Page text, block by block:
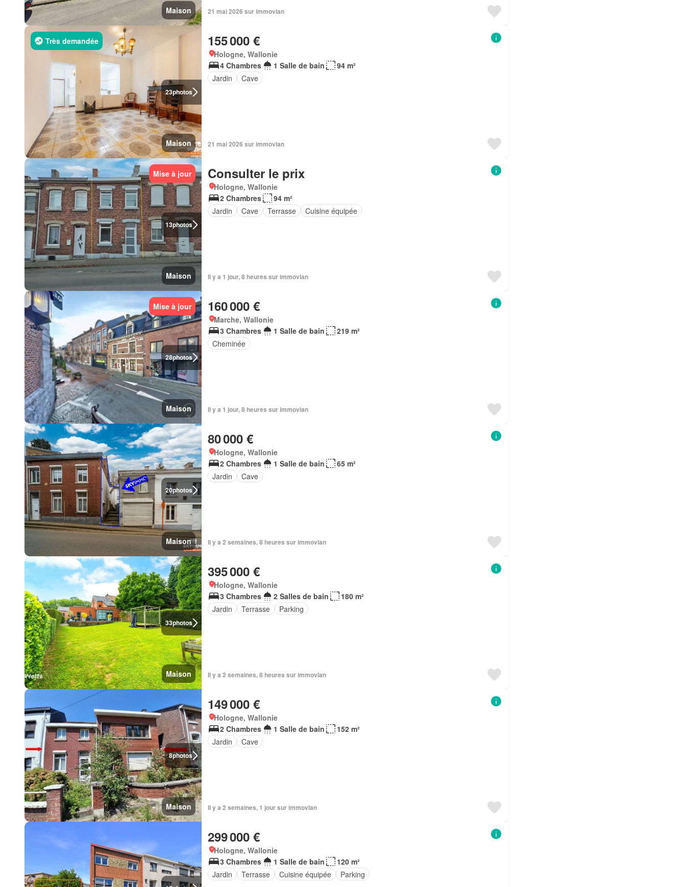
Maison 21 mai 2026 sur immovlan
23photos
Très demandée
Maison
155 000 €
Hologne, Wallonie
4 Chambres
1 Salle de bain
94 m²
Jardin
Cave
21 mai 2026 sur immovlan
13photos
Mise à jour
Maison
Consulter le prix
Hologne, Wallonie
2 Chambres
94 m²
Jardin
Cave Terrasse Cuisine équipée
Il y a 1 jour, 8 heures sur immovlan
28photos
Mise à jour
Maison
160 000 €
Marche, Wallonie
3 Chambres
1 Salle de bain
219 m²
Cheminée
Il y a 1 jour, 8 heures sur immovlan
20photos
Maison
80 000 €
Hologne, Wallonie
2 Chambres
1 Salle de bain
65 m²
Jardin
Cave
Il y a 2 semaines, 8 heures sur immovlan
33photos
Maison
395 000 €
Hologne, Wallonie
3 Chambres
2 Salles de bain
180 m²
Jardin
Terrasse Parking
Il y a 2 semaines, 8 heures sur immovlan
8photos
Maison
149 000 €
Hologne, Wallonie
2 Chambres
1 Salle de bain
152 m²
Jardin
Cave
Il y a 2 semaines, 1 jour sur immovlan
299 000 €
Hologne, Wallonie
3 Chambres
1 Salle de bain
120 m²
Jardin
Terrasse Cuisine équipée Parking